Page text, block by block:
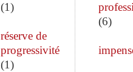
(1)
réserve de
progressivité
(1)
(6)